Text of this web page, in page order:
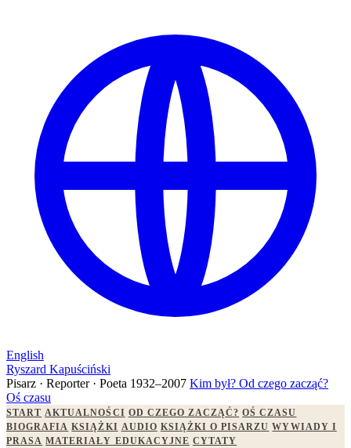
English
Ryszard Kapuściński
Pisarz · Reporter · Poeta 1932–2007 Kim był? Od czego zacząć?
Oś czasu
START AKTUALNOŚCI OD CZEGO ZACZĄĆ? OŚ CZASU
BIOGRAFIA KSIĄŻKI AUDIO KSIĄŻKI O PISARZU WYWIADY I
PRASA MATERIAŁY EDUKACYJNE CYTATY